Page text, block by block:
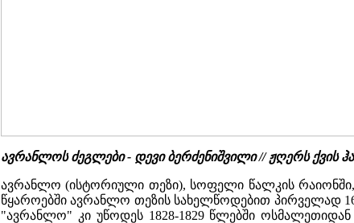
ავრანლოს ძეგლები - დევი ბერძენიშვილი // ჟღერს ქვის
ავრანლო (ისტორიული თეზი), სოფელი წალკის რაიონში,
წყაროებში ავრანლო თეზის სახელწოდებით პირველად
"ავრანლო" კი უწოდეს 1828-1829 წლებში